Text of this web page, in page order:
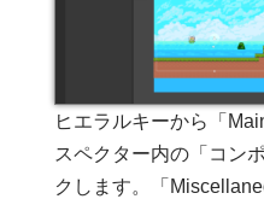
ヒエラルキーから「
スペクター内の「コン
クします。「